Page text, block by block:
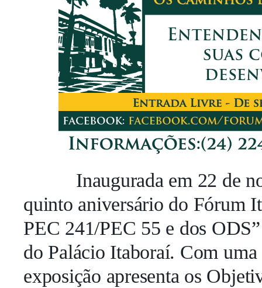
Inaugurada em 22 de
quinto aniversário do Fórum
PEC 241/PEC 55 e dos
do Palácio Itaboraí. Com
exposição apresenta os